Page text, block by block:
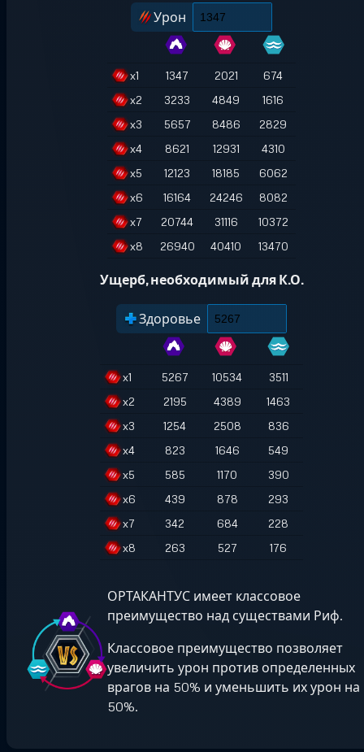
Урон
x1 1347 2021
674
x2 3233 4849
1616
x3 5657 8486
2829
x4 8621 12931
4310
x5 12123 18185
6062
x6 16164 24246
8082
x7 20744 31116
10372
x8 26940 40410 13470
Ущерб, необходимый для К.О.
Здоровье
x1 5267 10534
3511
x2 2195 4389
1463
x3 1254 2508
836
x4 823 1646
549
x5 585 1170
390
x6 439 878
293
x7 342 684
228
x8 263 527 176
ОРТАКАНТУС имеет классовое
преимущество над существами Риф.
Классовое преимущество позволяет
увеличить урон против определенных
врагов на 50% и уменьшить их урон на
50%.